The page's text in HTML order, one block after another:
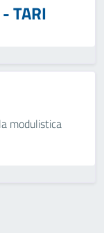
TARI
modulistica